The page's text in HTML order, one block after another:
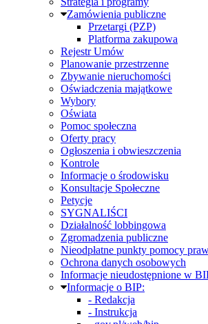
Zamówienia publiczne
Przetargi (PZP)
Platforma zakupowa
Rejestr Umów
Planowanie przestrzenne
Zbywanie nieruchomości
Oświadczenia majątkowe
Wybory
Oświata
Pomoc społeczna
Oferty pracy
Ogłoszenia i obwieszczenia
Kontrole
Informacje o środowisku
Konsultacje Społeczne
Petycje
SYGNALIŚCI
Działalność lobbingowa
Zgromadzenia publiczne
Nieodpłatne punkty pomocy
Ochrona danych osobowych
Informacje nieudostępnione w
Informacje o BIP:
- Redakcja
- Instrukcja